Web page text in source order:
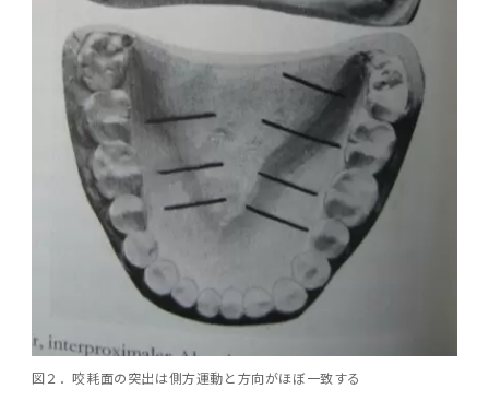
2012年度
2011年度
図２．咬耗面の突出は側方運動と方向がほぼ一致する